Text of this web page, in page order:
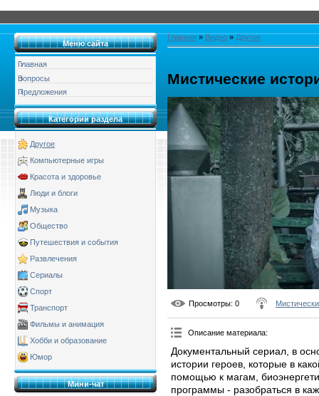
Меню сайта
Главная
Вопросы
Предложения
Категории раздела
Другое
Компьютерные игры
Красота и здоровье
Люди и блоги
Музыка
Общество
Путешествия и события
Развлечения
Сериалы
Спорт
Транспорт
Фильмы и анимация
Хобби и образование
Юмор
Мини-чат
Главная » Видео » Другое
Мистические
Просмотры: 0
Описание материала:
Документальный сериал, в
истории героев, которые в
помощью к магам,
программы - разобраться в